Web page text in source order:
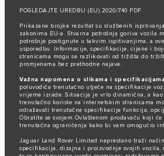
POGLEDAJTE UREDBU (EU) 2020/740 PDF
Prikazane brojke rezultat su službenih
zakonima EU-a. Stvarna potrošnja goriva vozila
potrošnje postignute u takvim ispitivanjima, a
usporedbu. Informacije, specifikacije, cijene i
stranicama mogu se razlikovati od tržišta do
promjenama bez prethodne najave.
Važna napomena o slikama i
poluvodiča trenutačno utječe na specifikacije
vrijeme izrade. Situacija je vrlo dinamična, a
trenutačno koriste na internetskim stranicama
odražavati trenutačne specifikacije funkcija,
Obratite se svojem Ovlaštenom prodavaču koji
trenutačna ograničenja kako bi vam omogućio
Jaguar Land Rover Limited neprestano traži
specifikacija, dizajna i proizvodnje svojih vozila,